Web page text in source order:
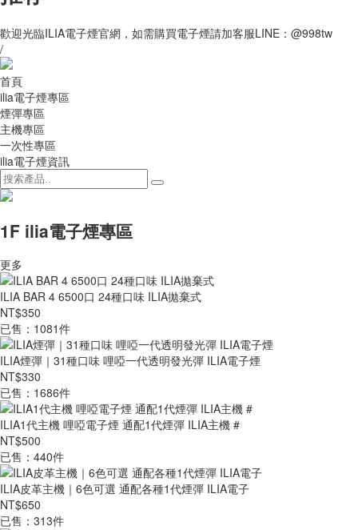
歡迎光臨ILIA電子煙官網，如需購買電子煙請加客服LINE：@998tw
/
首頁
ilia電子煙專區
煙彈專區
主機專區
一次性專區
ilia電子煙資訊
1F ilia電子煙專區
更多
ILIA BAR 4 6500口 24種口味 ILIA拋棄式
NT$350
已售：1081件
ILIA煙彈｜31種口味 哩啞一代透明發光彈 ILIA電子煙
NT$330
已售：1686件
ILIA1代主機 哩啞電子煙 通配1代煙彈 ILIA主機 #
NT$500
已售：440件
ILIA皮革主機｜6色可選 通配各種1代煙彈 ILIA電子
NT$650
已售：313件